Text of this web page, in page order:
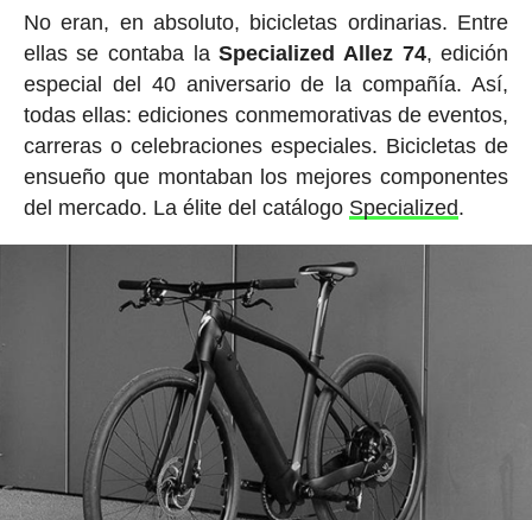
No eran, en absoluto, bicicletas ordinarias. Entre
ellas se contaba laSpecialized Allez 74, edición
especial del 40 aniversario de la compañía. Así,
todas ellas: ediciones conmemorativas de eventos,
carreras o celebraciones especiales. Bicicletas de
ensueño que montaban los mejores componentes
del mercado. La élite del catálogo Specialized.